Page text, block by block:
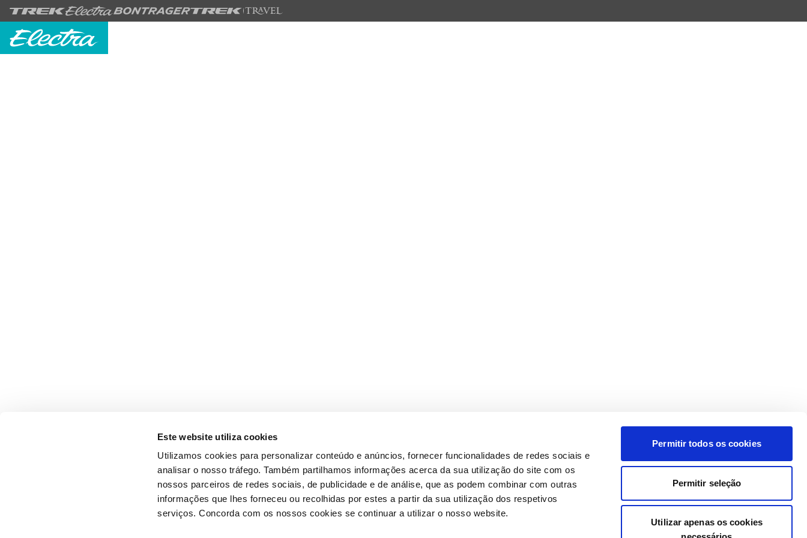
Este website utiliza cookies
Utilizamos cookies para personalizar conteúdo e anúncios, fornecer funcionalidades de redes sociais e
analisar o nosso tráfego. Também partilhamos informações acerca da sua utilização do site com os
nossos parceiros de redes sociais, de publicidade e de análise, que as podem combinar com outras
informações que lhes forneceu ou recolhidas por estes a partir da sua utilização dos respetivos
serviços. Concorda com os nossos cookies se continuar a utilizar o nosso website.
Permitir todos os cookies
Permitir seleção
Utilizar apenas os cookies